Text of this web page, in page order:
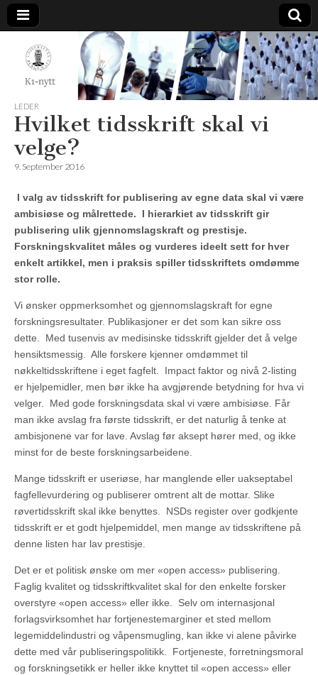
K1-
Nytt
LEDER
Hvilket tidsskrift skal vi
velge?
9. September 2016
I valg av tidsskrift for publisering av egne data skal vi være
ambisiøse og målrettede. I hierarkiet av tidsskrift gir
publisering ulik gjennomslagskraft og prestisje.
Forskningskvalitet måles og vurderes ideelt sett for hver
enkelt artikkel, men i praksis spiller tidsskriftets omdømme
stor rolle.
Vi ønsker oppmerksomhet og gjennomslagskraft for egne
forskningsresultater. Publikasjoner er det som kan sikre oss
dette. Med tusenvis av medisinske tidsskrift gjelder det å velge
hensiktsmessig. Alle forskere kjenner omdømmet til
nøkkeltidsskriftene i eget fagfelt. Impact faktor og nivå 2-listing
er hjelpemidler, men bør ikke ha avgjørende betydning for hva vi
velger. Med gode forskningsdata skal vi være ambisiøse. Får
man ikke avslag fra første tidsskrift, er det naturlig å tenke at
ambisjonene var for lave. Avslag før aksept hører med, og ikke
minst for de beste forskningsarbeidene.
Mange tidsskrift er useriøse, har manglende eller uakseptabel
fagfellevurdering og publiserer omtrent alt de mottar. Slike
røvertidsskrift skal ikke benyttes. NSDs register over godkjente
tidsskrift er et godt hjelpemiddel, men mange av tidsskriftene på
denne listen har lav prestisje.
Det er et politisk ønske om mer «open access» publisering.
Faglig kvalitet og tidsskriftkvalitet skal for den enkelte forsker
overstyre «open access» eller ikke. Selv om internasjonal
forlagsvirksomhet har fortjenestemarginer et sted mellom
legemiddelindustri og våpensmugling, kan ikke vi alene påvirke
dette med vår publiseringspolitikk. Fortjeneste, forretningsmoral
og forskningsetikk er heller ikke knyttet til «open access» eller